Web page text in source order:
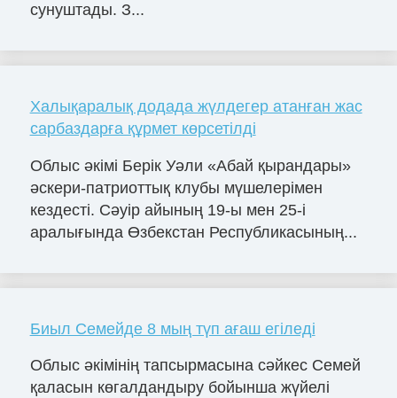
сунуштады. З...
Халықаралық додада жүлдегер атанған жас
сарбаздарға құрмет көрсетілді
Облыс әкімі Берік Уәли «Абай қырандары»
әскери-патриоттық клубы мүшелерімен
кездесті. Сәуір айының 19-ы мен 25-і
аралығында Өзбекстан Республикасының...
Биыл Семейде 8 мың түп ағаш егіледі
Облыс әкімінің тапсырмасына сәйкес Семей
қаласын көгалдандыру бойынша жүйелі